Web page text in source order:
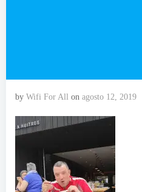
by Wifi For All on agosto 12, 2019